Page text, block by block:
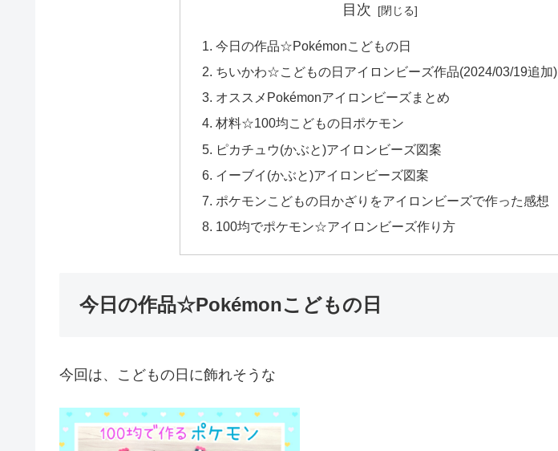
目次
今日の作品☆Pokémonこどもの日
ちいかわ☆こどもの日アイロンビーズ作品(2024/03/19追加)
オススメPokémonアイロンビーズまとめ
材料☆100均こどもの日ポケモン
ピカチュウ(かぶと)アイロンビーズ図案
イーブイ(かぶと)アイロンビーズ図案
ポケモンこどもの日かざりをアイロンビーズで作った感想
100均でポケモン☆アイロンビーズ作り方
今日の作品☆Pokémonこどもの日
今回は、こどもの日に飾れそうな